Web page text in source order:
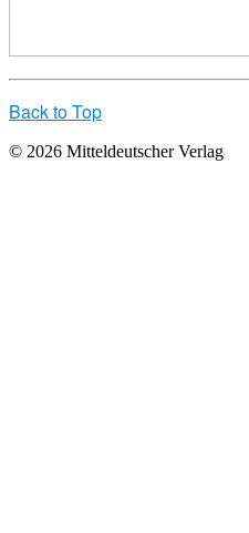
Back to Top
© 2026 Mitteldeutscher Verlag